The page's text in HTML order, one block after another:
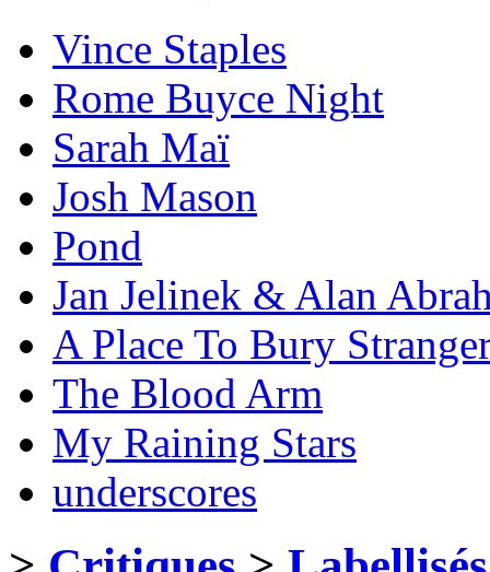
Vince Staples
Rome Buyce Night
Sarah Maï
Josh Mason
Pond
Jan Jelinek & Alan
A Place To Bury
The Blood Arm
My Raining Stars
underscores